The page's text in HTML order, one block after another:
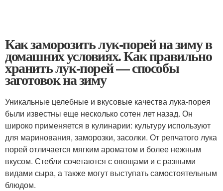
Как заморозить лук-порей на зиму в
домашних условиях. Как правильно
хранить лук-порей — способы
заготовок на зиму
Уникальные целебные и вкусовые качества лука-порея
были известны еще несколько сотен лет назад. Он
широко применяется в кулинарии: культуру используют
для маринования, заморозки, засолки. От репчатого лука
порей отличается мягким ароматом и более нежным
вкусом. Стебли сочетаются с овощами и с разными
видами сыра, а также могут выступать самостоятельным
блюдом.